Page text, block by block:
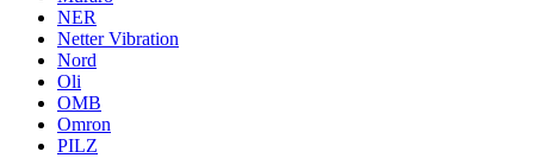
NER
Netter Vibration
Nord
Oli
OMB
Omron
PILZ